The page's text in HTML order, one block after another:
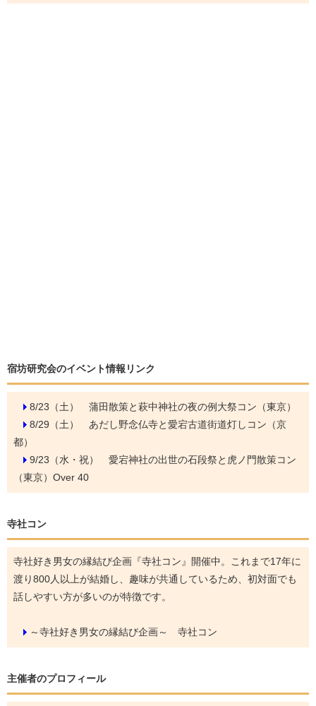
宿坊研究会のイベント情報リンク
8/23（土） 蒲田散策と萩中神社の夜の例大祭コン（東京）
8/29（土） あだし野念仏寺と愛宕古道街道灯しコン（京
都）
9/23（水・祝） 愛宕神社の出世の石段祭と虎ノ門散策コン
（東京）Over 40
寺社コン
寺社好き男女の縁結び企画『寺社コン』開催中。これまで17年に
渡り800人以上が結婚し、趣味が共通しているため、初対面でも
話しやすい方が多いのが特徴です。
～寺社好き男女の縁結び企画～ 寺社コン
主催者のプロフィール